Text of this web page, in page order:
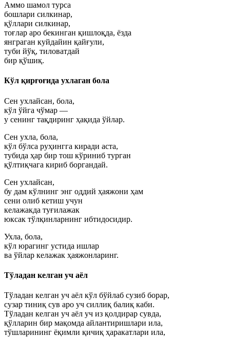
Аммо шамол турса
бошлари силкинар,
қўллари силкинар,
тоғлар аро бекинган қишлоқда, ёзда
янграган куйдайин қайғули,
туби йўқ, тиловатдай
бир қўшиқ.
Кўл қирғоғида ухлаган бола
Сен ухлайсан, бола,
кўл ўйга чўмар —
у сенинг тақдиринг ҳақида ўйлар.
Сен ухла, бола,
кўл бўлса руҳингга киради аста,
тубида ҳар бир тош кўриниб турган
қўлтиқчага кириб боргандай.
Сен ухлайсан,
бу дам кўлнинг энг оддий ҳаяжони ҳам
сени олиб кетиш учун
келажакда туғилажак
юксак тўлқинларнинг ибтидосидир.
Ухла, бола,
кўл юрагинг устида ишлар
ва ўйлар келажак ҳаяжонларинг.
Тўладан келган уч аёл
Тўладан келган уч аёл кўл бўйлаб сузиб борар,
сузар тиниқ сув аро уч силлиқ балиқ каби.
Тўладан келган уч аёл уч из қолдирар сувда,
қўлларин бир мақомда айлантиришлари ила,
тўшларининг ёқимли қичиқ ҳаракатлари ила,